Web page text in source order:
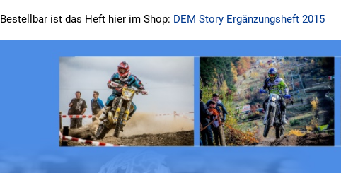
Bestellbar ist das Heft hier im Shop: DEM Story Ergänzungsheft 2015